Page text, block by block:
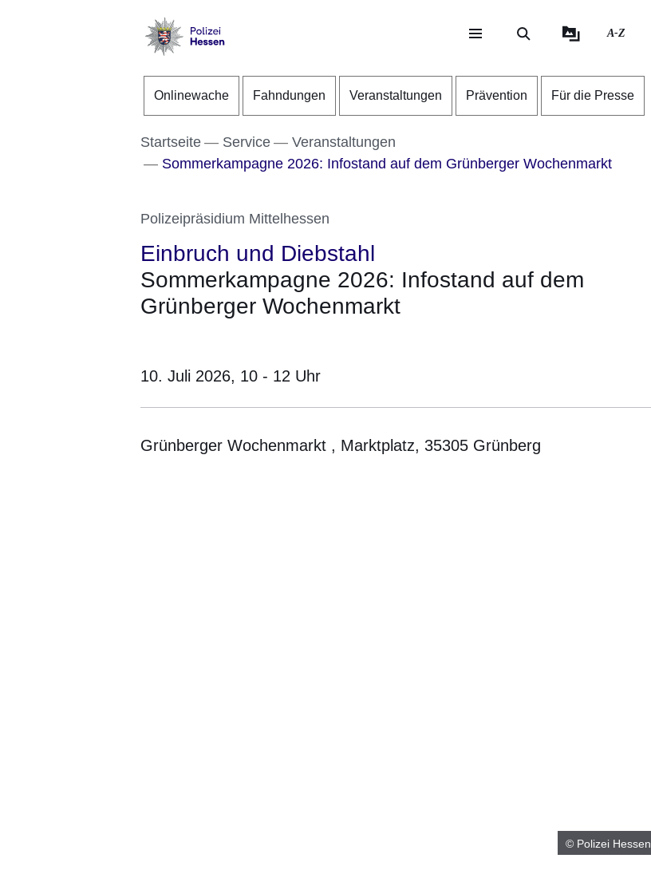
Direkt zum Kopf der Seite
Direkt zum Inhalt
Direkt zum Fuß der Seite
Hessen
A-Z
Onlinewache Fahndungen Veranstaltungen Prävention Für die Presse
Startseite Service
Veranstaltungen
Sommerkampagne 2026: Infostand auf dem Grünberger Wochenmarkt
Polizeipräsidium Mittelhessen
Einbruch und Diebstahl
Sommerkampagne 2026: Infostand auf dem
Grünberger Wochenmarkt
10. Juli 2026, 10 - 12 Uhr
Grünberger Wochenmarkt , Marktplatz, 35305 Grünberg
© Polizei Hessen